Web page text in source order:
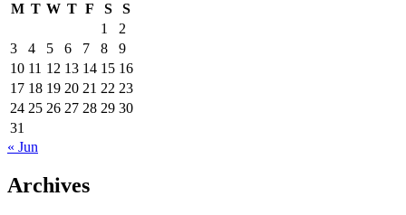
M T W T F S
S
1
2
3
4 5 6 7 8
9
10 11 12 13 14 15 16
17 18 19 20 21 22 23
24 25 26 27 28 29 30
31
« Jun
Archives